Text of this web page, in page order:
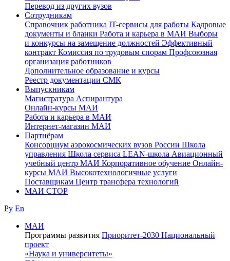
Перевод из других вузов
Сотрудникам
Cправочник работника IT-сервисы для работы Кадровые
документы и бланки Работа и карьера в МАИ Выборы
и конкурсы на замещение должностей Эффективный
контракт Комиссия по трудовым спорам Профсоюзная
организация работников
Дополнительное образование и курсы
Реестр документации СМК
Выпускникам
Магистратура Аспирантура
Онлайн-курсы МАИ
Работа и карьера в МАИ
Интернет-магазин МАИ
Партнёрам
Консорциум аэрокосмических вузов России Школа
управления Школа сервиса LEAN-школа Авиационный
учебный центр МАИ Корпоративное обучение Онлайн-
курсы МАИ Высокотехнологичные услуги
Поставщикам Центр трансфера технологий
МАИ СТОР
Ру En
МАИ
Программы развития Приоритет-2030 Национальный
проект
«Наука и университеты»